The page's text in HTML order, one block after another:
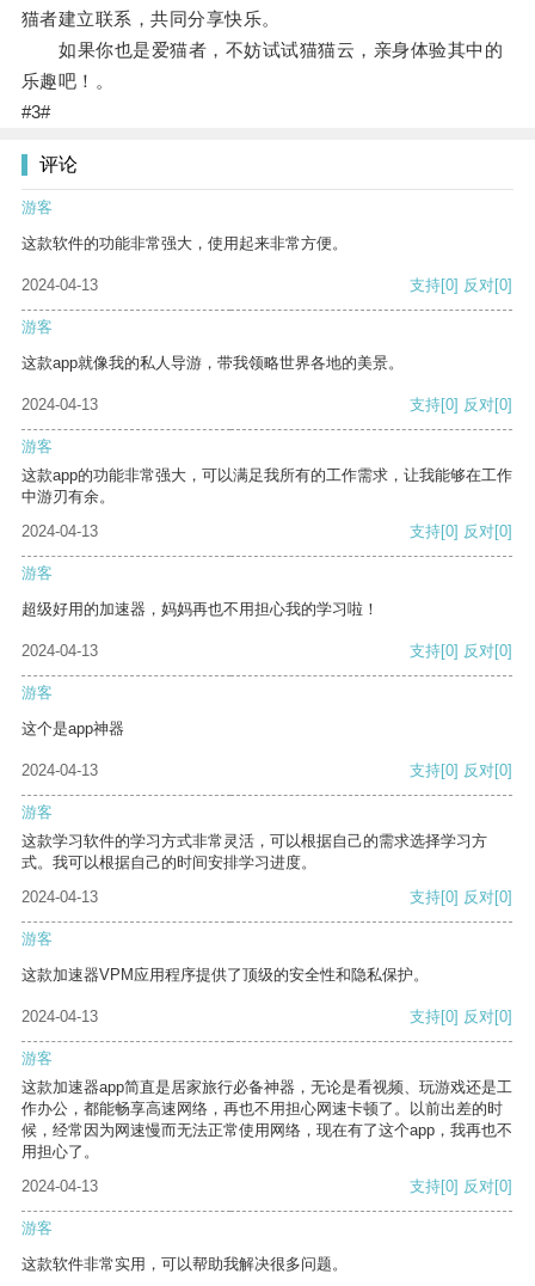
猫者建立联系，共同分享快乐。
如果你也是爱猫者，不妨试试猫猫云，亲身体验其中的
乐趣吧！。
#3#
评论
游客
这款软件的功能非常强大，使用起来非常方便。
2024-04-13 支持[0] 反对[0]
游客
这款app就像我的私人导游，带我领略世界各地的美景。
2024-04-13 支持[0] 反对[0]
游客
这款app的功能非常强大，可以满足我所有的工作需求，让我能够在工作
中游刃有余。
2024-04-13
支持[0] 反对[0]
游客
超级好用的加速器，妈妈再也不用担心我的学习啦！
2024-04-13 支持[0] 反对[0]
游客
这个是app神器
2024-04-13 支持[0] 反对[0]
游客
这款学习软件的学习方式非常灵活，可以根据自己的需求选择学习方
式。我可以根据自己的时间安排学习进度。
2024-04-13
支持[0] 反对[0]
游客
这款加速器VPM应用程序提供了顶级的安全性和隐私保护。
2024-04-13 支持[0] 反对[0]
游客
这款加速器app简直是居家旅行必备神器，无论是看视频、玩游戏还是工
作办公，都能畅享高速网络，再也不用担心网速卡顿了。以前出差的时
候，经常因为网速慢而无法正常使用网络，现在有了这个app，我再也不
用担心了。
2024-04-13
支持[0] 反对[0]
游客
这款软件非常实用，可以帮助我解决很多问题。